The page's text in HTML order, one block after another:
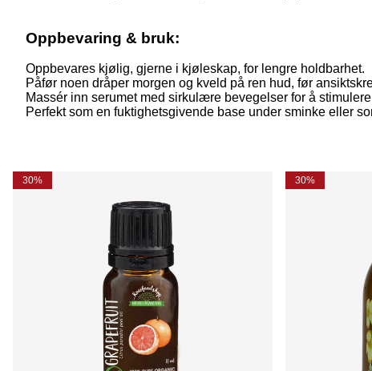
Oppbevaring & bruk:
Oppbevares kjølig, gjerne i kjøleskap, for lengre holdbarhet.
Påfør noen dråper morgen og kveld på ren hud, før
Massér inn serumet med sirkulære bevegelser for å
Perfekt som en fuktighetsgivende base under sminke eller
30% 30%